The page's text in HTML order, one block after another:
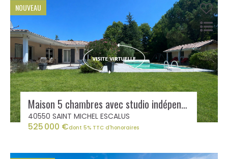
NOUVEAU
Maison 5 chambres avec studio indépendant, piscine, carport...
40550 SAINT MICHEL ESCALUS
525 000 €dont 5% TTC d'honoraires